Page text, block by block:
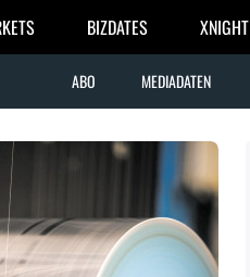
BIZDATES XNIGHT
ABO MEDIADATEN